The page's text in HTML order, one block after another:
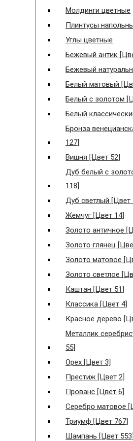
Молдинги цветные
Плинтусы
Углы цветные
Бежевый антик
Бежевый
Белый матовый
Белый с золотом
Белый
Бронза
127]
Вишня [Цвет 52]
Дуб белый с
118]
Дуб светлый [Цвет
Жемчуг [Цвет 14]
Золото античное
Золото глянец
Золото матовое
Золото светлое
Каштан [Цвет 51]
Классика [Цвет 4]
Красное дерево
Металлик
55]
Орех [Цвет 3]
Престиж [Цвет 2]
Прованс [Цвет 6]
Серебро матовое
Триумф [Цвет 767]
Шампань [Цвет 553]